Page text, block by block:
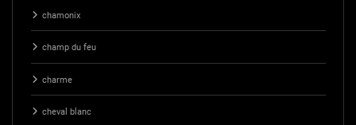
chamonix
champ du feu
charme
cheval blanc